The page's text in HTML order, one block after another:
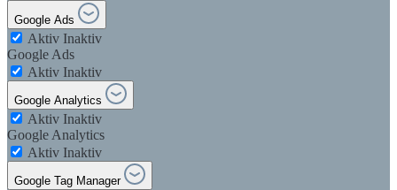
Google Ads
Aktiv Inaktiv
Google Ads
Aktiv Inaktiv
Google Analytics
Aktiv Inaktiv
Google Analytics
Aktiv Inaktiv
Google Tag Manager